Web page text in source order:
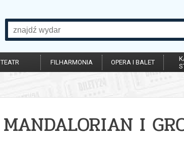
TEATR FILHARMONIA OPERA I BALET
MANDALORIAN I